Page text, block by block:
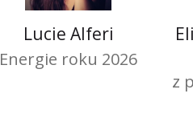
Lucie Alferi
Energie roku 2026
z